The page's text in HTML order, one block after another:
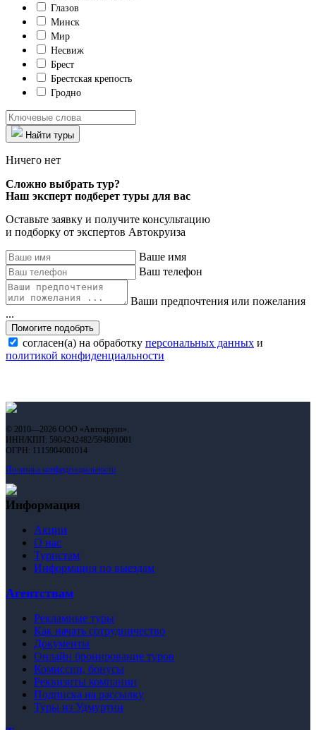
Глазов
Минск
Мир
Несвиж
Брест
Брестская крепость
Гродно
Найти туры
Ничего нет
Сложно выбрать тур?
Наш эксперт подберет туры для вас
Оставьте заявку и получите консультацию
и подборку от экспертов Автокруиза
Ваше имя
Ваш телефон
Ваши предпочтения или пожелания
...
Помогите подобрть
согласен(а) на обработку персональных данных и
политикой конфиденциальности
© 2010—2026 ООО «Автокруиз».
ИНН/КПП: 5904242482/594801001
ОГРН: 1115904001014
Политика конфиденциальности
Информация
Акции
О нас
Туристам
Информация по выездам
Агентствам
Рекламные туры
Как начать сотрудничество
Документы
Онлайн бронирование туров
Комиссии, бонусы
Реквизиты компании
Подписка на рассылку
Туры из Удмуртии